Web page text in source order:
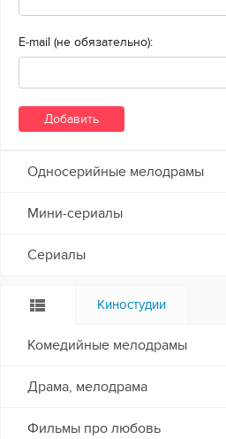
E-mail (не обязательно):
Односерийные мелодрамы
Мини-сериалы
Сериалы
Киностудии
Комедийные мелодрамы
Драма, мелодрама
Фильмы про любовь